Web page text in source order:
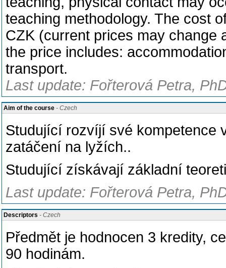
teaching methodology. The cost
CZK (current prices may change
the price includes:
transport.
Last update: Fořterová Petra,
Aim of the course - Czech
Studující rozvíjí své kompetence
zatáčení na lyžích..
Studující získávají základní
Last update: Fořterová Petra,
Descriptors - Czech
Předmět je hodnocen 3 kredity,
90 hodinám.